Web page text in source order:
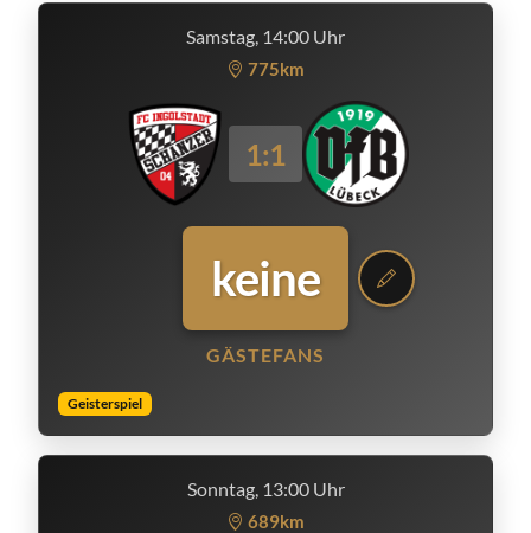
Samstag, 14:00 Uhr
775km
1:1
keine
GÄSTEFANS
Geisterspiel
Sonntag, 13:00 Uhr
689km